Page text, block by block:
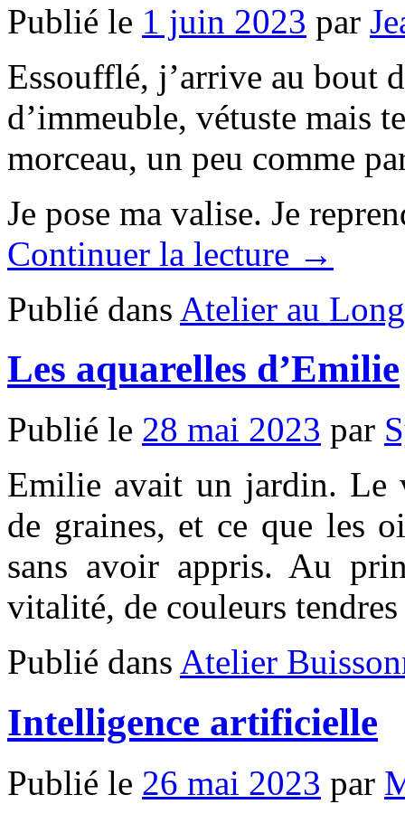
Publié le 1 juin 2023 par
Essoufflé, j’arrive au bout
d’immeuble, vétuste mais
morceau, un peu comme
Je pose ma valise. Je
Continuer la lecture →
Publié dans Atelier au
Les aquarelles d’Emilie
Publié le 28 mai 2023 par
Emilie avait un jardin. Le
de graines, et ce que les
sans avoir appris. Au
vitalité, de couleurs
Publié dans Atelier
Intelligence artificielle
Publié le 26 mai 2023 par